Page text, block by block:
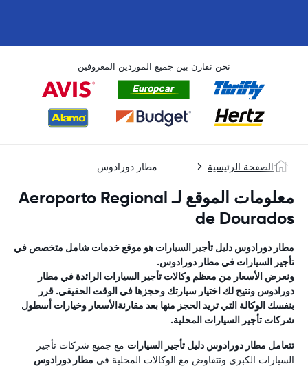
نحن نقارن بين جميع الموردين المعروفين
الصفحة الرئيسية مطار دورادوس
معلومات الموقع لـ Aeroporto Regional
de Dourados
مطار دورادوس دليل تأجير السيارات هو موقع خدمات شامل متخصص في
تأجير السيارات في مطار دورادوس.
ونعرض الأسعار من معظم وكالات تأجير السيارات الرائدة في مطار
دورادوس ونتيح لك اختيار سيارتك وحجزها في الوقت الحقيقي. قرر
بنفسك الوكالة التي تريد الحجز منها بعد مقارنةالأسعار وخيارات أسطول
شركات تأجير السيارات المحلية.
تتعامل مطار دورادوس دليل تأجير السيارات مع جميع شركات تأجير
السيارات الكبرى وتتفاوض مع الوكالات المحلية في مطار دورادوس